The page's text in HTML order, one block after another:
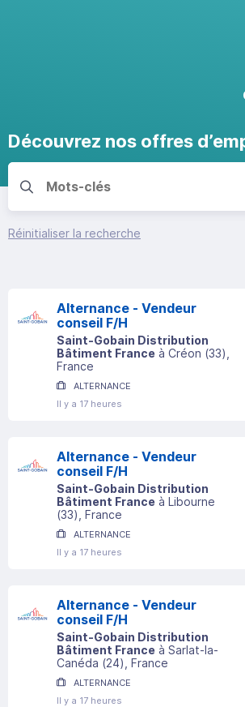
Découvrez nos offres
Réinitialiser la recherche
Alternance - Vendeur
conseil F/H
Saint-Gobain Distribution
Bâtiment France à Créon (33)
France
ALTERNANCE
Il y a 17 heures
Alternance - Vendeur
conseil F/H
Saint-Gobain Distribution
Bâtiment France à Libourne
(33) , France
ALTERNANCE
Il y a 17 heures
Alternance - Vendeur
conseil F/H
Saint-Gobain Distribution
Bâtiment France à Sarlat-la-
Canéda (24) , France
ALTERNANCE
Il y a 17 heures